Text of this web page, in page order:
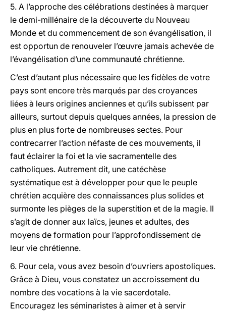
5. A l’approche des célébrations destinées à marquer
le demi-millénaire de la découverte du Nouveau
Monde et du commencement de son évangélisation, il
est opportun de renouveler l’œuvre jamais achevée de
l’évangélisation d’une communauté chrétienne.
C’est d’autant plus nécessaire que les fidèles de votre
pays sont encore très marqués par des croyances
liées à leurs origines anciennes et qu’ils subissent par
ailleurs, surtout depuis quelques années, la pression de
plus en plus forte de nombreuses sectes. Pour
contrecarrer l’action néfaste de ces mouvements, il
faut éclairer la foi et la vie sacramentelle des
catholiques. Autrement dit, une catéchèse
systématique est à développer pour que le peuple
chrétien acquière des connaissances plus solides et
surmonte les pièges de la superstition et de la magie. Il
s’agit de donner aux laïcs, jeunes et adultes, des
moyens de formation pour l’approfondissement de
leur vie chrétienne.
6. Pour cela, vous avez besoin d’ouvriers apostoliques.
Grâce à Dieu, vous constatez un accroissement du
nombre des vocations à la vie sacerdotale.
Encouragez les séminaristes à aimer et à servir